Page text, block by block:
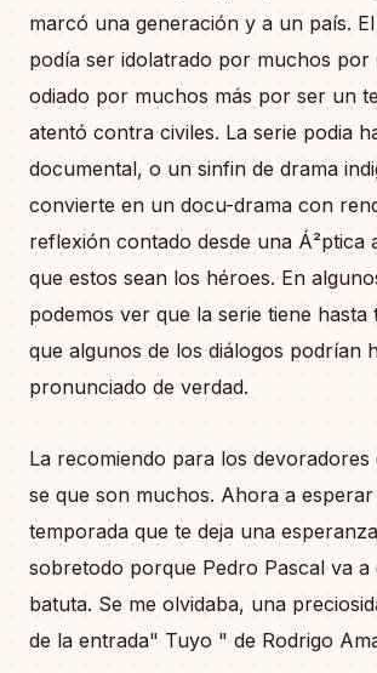
marcó una generación y a un país.
podía ser idolatrado por muchos por
odiado por muchos más por ser un
atentó contra civiles. La serie podia
documental, o un sinfin de drama
convierte en un docu-drama con
reflexión contado desde una Á²ptica
que estos sean los héroes. En
podemos ver que la serie tiene hasta
que algunos de los diálogos podrían
pronunciado de verdad.
La recomiendo para los devoradores
se que son muchos. Ahora a
temporada que te deja una
sobretodo porque Pedro Pascal va a
batuta. Se me olvidaba, una
de la entrada" Tuyo " de Rodrigo